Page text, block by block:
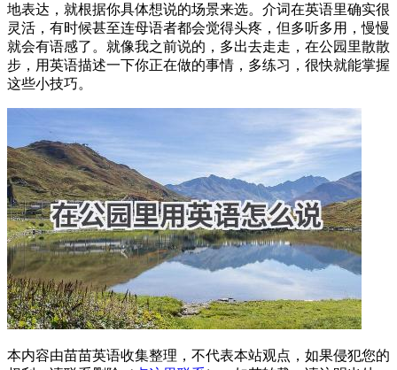
地表达，就根据你具体想说的场景来选。介词在英语里确实很
灵活，有时候甚至连母语者都会觉得头疼，但多听多用，慢慢
就会有语感了。就像我之前说的，多出去走走，在公园里散散
步，用英语描述一下你正在做的事情，多练习，很快就能掌握
这些小技巧。
本内容由苗苗英语收集整理，不代表本站观点，如果侵犯您的